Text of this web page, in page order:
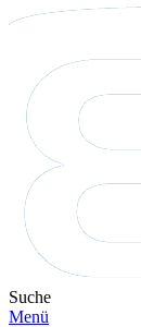
Suche
Menü